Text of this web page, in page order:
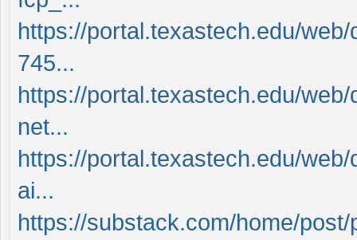
https://portal.texastech.edu/
745...
https://portal.texastech.edu/
net...
https://portal.texastech.edu/
ai...
https://substack.com/home/